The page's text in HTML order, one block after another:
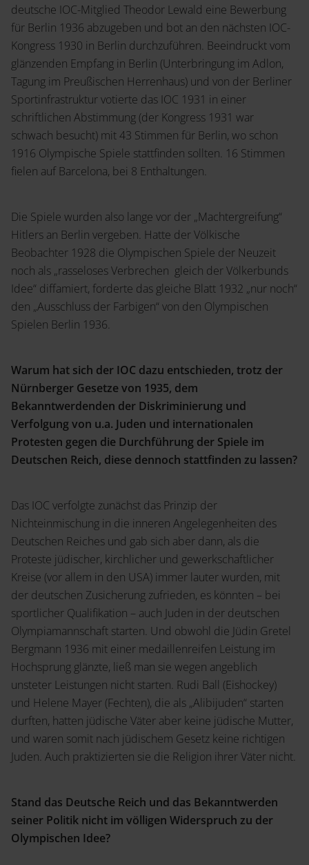
deutsche IOC-Mitglied Theodor Lewald eine Bewerbung
für Berlin 1936 abzugeben und bot an den nächsten IOC-
Kongress 1930 in Berlin durchzuführen. Beeindruckt vom
glänzenden Empfang in Berlin (Unterbringung im Adlon,
Tagung im Preußischen Herrenhaus) und von der Berliner
Sportinfrastruktur votierte das IOC 1931 in einer
schriftlichen Abstimmung (der Kongress 1931 war
schwach besucht) mit 43 Stimmen für Berlin, wo schon
1916 Olympische Spiele stattfinden sollten. 16 Stimmen
fielen auf Barcelona, bei 8 Enthaltungen.
Die Spiele wurden also lange vor der „Machtergreifung“
Hitlers an Berlin vergeben. Hatte der Völkische
Beobachter 1928 die Olympischen Spiele der Neuzeit
noch als „rasseloses Verbrechen gleich der Völkerbunds
Idee“ diffamiert, forderte das gleiche Blatt 1932 „nur noch“
den „Ausschluss der Farbigen“ von den Olympischen
Spielen Berlin 1936.
Warum hat sich der IOC dazu entschieden, trotz der
Nürnberger Gesetze von 1935, dem
Bekanntwerdenden der Diskriminierung und
Verfolgung von u.a. Juden und internationalen
Protesten gegen die Durchführung der Spiele im
Deutschen Reich, diese dennoch stattfinden zu lassen?
Das IOC verfolgte zunächst das Prinzip der
Nichteinmischung in die inneren Angelegenheiten des
Deutschen Reiches und gab sich aber dann, als die
Proteste jüdischer, kirchlicher und gewerkschaftlicher
Kreise (vor allem in den USA) immer lauter wurden, mit
der deutschen Zusicherung zufrieden, es könnten – bei
sportlicher Qualifikation – auch Juden in der deutschen
Olympiamannschaft starten. Und obwohl die Jüdin Gretel
Bergmann 1936 mit einer medaillenreifen Leistung im
Hochsprung glänzte, ließ man sie wegen angeblich
unsteter Leistungen nicht starten. Rudi Ball (Eishockey)
und Helene Mayer (Fechten), die als „Alibijuden“ starten
durften, hatten jüdische Väter aber keine jüdische Mutter,
und waren somit nach jüdischem Gesetz keine richtigen
Juden. Auch praktizierten sie die Religion ihrer Väter nicht.
Stand das Deutsche Reich und das Bekanntwerden
seiner Politik nicht im völligen Widerspruch zu der
Olympischen Idee?